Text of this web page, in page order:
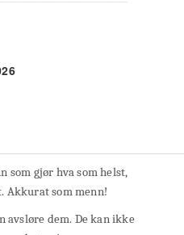
som gjør hva som helst,
Akkurat som menn!
avsløre dem. De kan ikke